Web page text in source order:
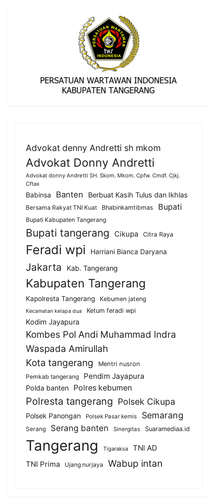
Advokat denny Andretti sh mkom
Advokat Donny Andretti
Advokat donny Andretti SH. Skom. Mkom. Cpfw. Cmdf. Cjkj.
Cftax
Babinsa Banten Berbuat Kasih Tulus dan Ikhlas
Bersama Rakyat TNI Kuat Bhabinkamtibmas Bupati
Bupati Kabupaten Tangerang
Bupati tangerang Cikupa Citra Raya
Feradi wpi Harriani Bianca Daryana
Jakarta Kab. Tangerang
Kabupaten Tangerang
Kapolresta Tangerang Kebumen jateng
Kecamatan kelapa dua Ketum feradi wpi
Kodim Jayapura
Kombes Pol Andi Muhammad Indra
Waspada Amirullah
Kota tangerang
Mentri nusron
Pemkab tangerang
Pendim Jayapura
Polda banten Polres kebumen
Polresta tangerang Polsek Cikupa
Polsek Panongan Polsek Pasar kemis Semarang
Serang Serang banten Sinergitas Suaramediaa.id
Tangerang Tigaraksa
TNI AD
TNI Prima
Ujang nurjaya Wabup intan